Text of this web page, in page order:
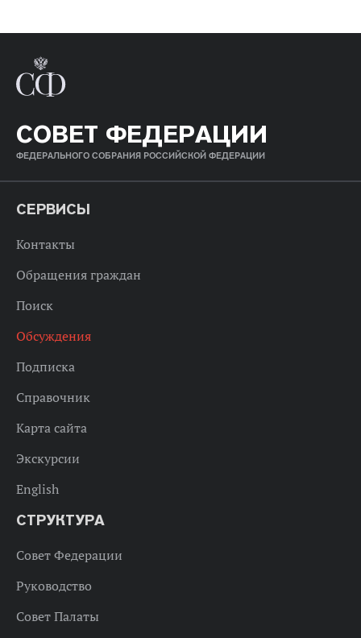
СОВЕТ ФЕДЕРАЦИИ
ФЕДЕРАЛЬНОГО СОБРАНИЯ РОССИЙСКОЙ ФЕДЕРАЦИИ
СЕРВИСЫ
Контакты
Обращения граждан
Поиск
Обсуждения
Подписка
Справочник
Карта сайта
Экскурсии
English
СТРУКТУРА
Совет Федерации
Руководство
Совет Палаты